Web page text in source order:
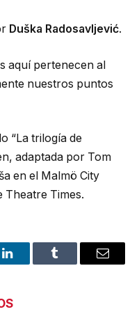
Duška Radosavljević.
​​aquí pertenecen al
nuestros puntos
“La trilogía de
adaptada por Tom
en el Malmö City
Theatre Times.
LinkedInTumblr Email